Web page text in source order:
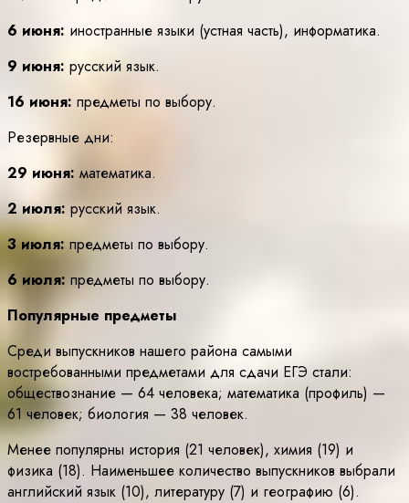
6 июня: иностранные языки (устная часть), информатика.
9 июня: русский язык.
16 июня: предметы по выбору.
Резервные дни:
29 июня: математика.
2 июля: русский язык.
3 июля: предметы по выбору.
6 июля: предметы по выбору.
Популярные предметы
Среди выпускников нашего района самыми
востребованными предметами для сдачи ЕГЭ стали:
обществознание — 64 человека; математика (профиль) —
61 человек; биология — 38 человек.
Менее популярны история (21 человек), химия (19) и
физика (18). Наименьшее количество выпускников выбрали
английский язык (10), литературу (7) и географию (6).